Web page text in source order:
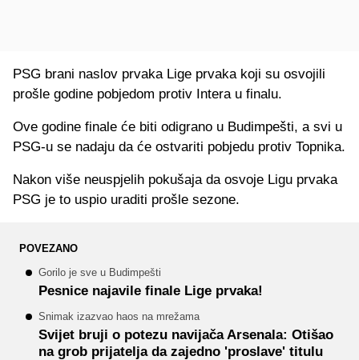
PSG brani naslov prvaka Lige prvaka koji su osvojili
prošle godine pobjedom protiv Intera u finalu.
Ove godine finale će biti odigrano u Budimpešti, a svi u
PSG-u se nadaju da će ostvariti pobjedu protiv Topnika.
Nakon više neuspjelih pokušaja da osvoje Ligu prvaka
PSG je to uspio uraditi prošle sezone.
POVEZANO
Gorilo je sve u Budimpešti
Pesnice najavile finale Lige prvaka!
Snimak izazvao haos na mrežama
Svijet bruji o potezu navijača Arsenala: Otišao
na grob prijatelja da zajedno 'proslave' titulu